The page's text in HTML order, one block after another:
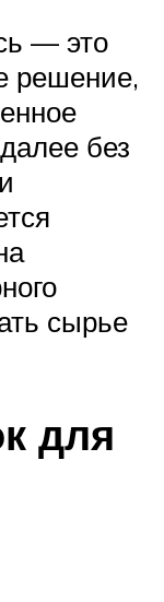
— это
решение,
без
сырье
для